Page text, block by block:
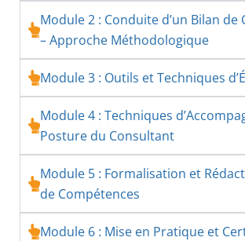
Module 2 : Conduite d’un Bilan de
– Approche Méthodologique
Module 3 : Outils et Techniques
Module 4 : Techniques
Posture du Consultant
Module 5 : Formalisation et
de Compétences
Module 6 : Mise en Pratique et